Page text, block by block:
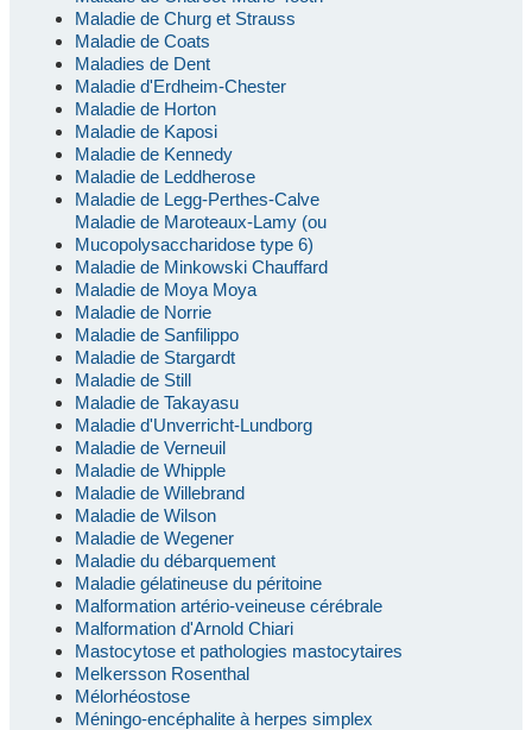
Maladie de Churg et Strauss
Maladie de Coats
Maladies de Dent
Maladie d'Erdheim-Chester
Maladie de Horton
Maladie de Kaposi
Maladie de Kennedy
Maladie de Leddherose
Maladie de Legg-Perthes-Calve
Maladie de Maroteaux-Lamy (ou
Mucopolysaccharidose type 6)
Maladie de Minkowski Chauffard
Maladie de Moya Moya
Maladie de Norrie
Maladie de Sanfilippo
Maladie de Stargardt
Maladie de Still
Maladie de Takayasu
Maladie d'Unverricht-Lundborg
Maladie de Verneuil
Maladie de Whipple
Maladie de Willebrand
Maladie de Wilson
Maladie de Wegener
Maladie du débarquement
Maladie gélatineuse du péritoine
Malformation artério-veineuse cérébrale
Malformation d'Arnold Chiari
Mastocytose et pathologies mastocytaires
Melkersson Rosenthal
Mélorhéostose
Méningo-encéphalite à herpes simplex